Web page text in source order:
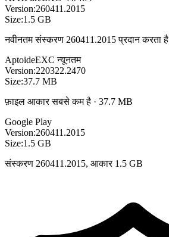
Version:260411.2015
Size:1.5 GB
नवीनतम संस्करण 260411.2015 प्रदान करता है
AptoideEXC न्यूनतम
Version:220322.2470
Size:37.7 MB
फ़ाइल आकार सबसे कम है · 37.7 MB
Google Play
Version:260411.2015
Size:1.5 GB
संस्करण 260411.2015, आकार 1.5 GB